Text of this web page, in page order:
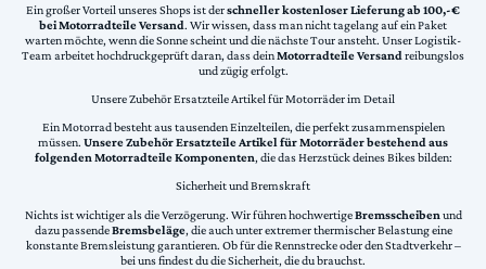
Ein großer Vorteil unseres Shops ist derschneller kostenloser Lieferung ab 100,-€
bei Motorradteile Versand. Wir wissen, dass man nicht tagelang auf ein Paket
warten möchte, wenn die Sonne scheint und die nächste Tour ansteht. Unser Logistik-
Team arbeitet hochdruckgeprüft daran, dass deinMotorradteile Versand reibungslos
und zügig erfolgt.
Unsere Zubehör Ersatzteile Artikel für Motorräder im Detail
Ein Motorrad besteht aus tausenden Einzelteilen, die perfekt zusammenspielen
müssen. Unsere Zubehör Ersatzteile Artikel für Motorräder bestehend aus
folgenden Motorradteile Komponenten, die das Herzstück deines Bikes bilden:
Sicherheit und Bremskraft
Nichts ist wichtiger als die Verzögerung. Wir führen hochwertigeBremsscheiben und
dazu passendeBremsbeläge, die auch unter extremer thermischer Belastung eine
konstante Bremsleistung garantieren. Ob für die Rennstrecke oder den Stadtverkehr –
bei uns findest du die Sicherheit, die du brauchst.